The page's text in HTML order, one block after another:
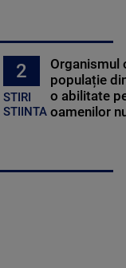
2
STIRI
STIINTA
Organismul
populație
o abilitate
oamenilor